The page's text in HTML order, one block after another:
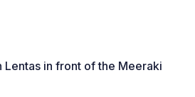
in front of the Meeraki